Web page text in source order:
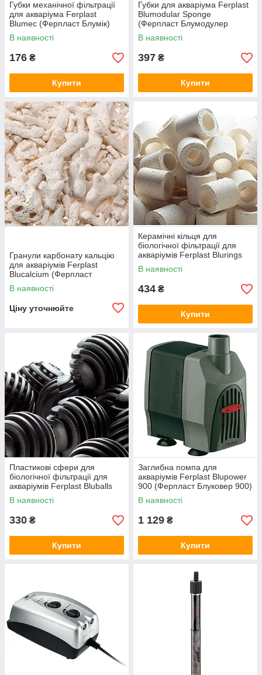
Губки механічної фільтрації
для акваріума Ferplast
Blumec (Ферпласт Блумік)
для внутрішнього фільтра
Bluwave
В наявності
176 ₴
Купити
Губки для акваріума Ferplast
Blumodular Sponge
(Ферпласт Блумодулер
Спонж) для внутрішнього
фільтра Blumodular
В наявності
397 ₴
Купити
Гранули карбонату кальцію
для акваріумів Ferplast
Blucalcium (Ферпласт
Блукальциум)
В наявності
Ціну уточнюйте
Керамічні кільця для
біологічної фільтрації для
акваріумів Ferplast Blurings
(Ферпласт Блурингс)
В наявності
434 ₴
Купити
Пластикові сфери для
біологічної фільтрації для
акваріумів Ferplast Bluballs
(Ферпласт Блуболс)
В наявності
330 ₴
Купити
Заглибна помпа для
акваріумів Ferplast Blupower
900 (Ферпласт Блуковер 900)
В наявності
1 129 ₴
Купити